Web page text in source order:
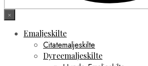
×
Emaljeskilte
Citatemaljeskilte
Dyreemaljeskilte